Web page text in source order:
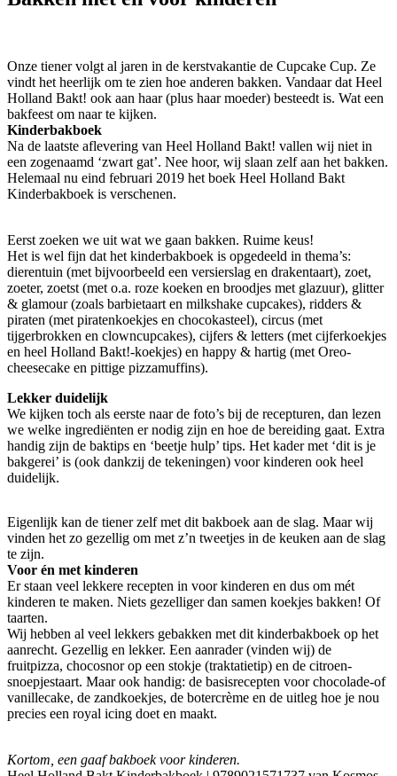
Onze tiener volgt al jaren in de kerstvakantie de Cupcake Cup. Ze
vindt het heerlijk om te zien hoe anderen bakken. Vandaar dat Heel
Holland Bakt! ook aan haar (plus haar moeder) besteedt is. Wat een
bakfeest om naar te kijken.
Kinderbakboek
Na de laatste aflevering van Heel Holland Bakt! vallen wij niet in
een zogenaamd ‘zwart gat’. Nee hoor, wij slaan zelf aan het bakken.
Helemaal nu eind februari 2019 het boek Heel Holland Bakt
Kinderbakboek is verschenen.
Eerst zoeken we uit wat we gaan bakken. Ruime keus!
Het is wel fijn dat het kinderbakboek is opgedeeld in thema’s:
dierentuin (met bijvoorbeeld een versierslag en drakentaart), zoet,
zoeter, zoetst (met o.a. roze koeken en broodjes met glazuur), glitter
& glamour (zoals barbietaart en milkshake cupcakes), ridders &
piraten (met piratenkoekjes en chocokasteel), circus (met
tijgerbrokken en clowncupcakes), cijfers & letters (met cijferkoekjes
en heel Holland Bakt!-koekjes) en happy & hartig (met Oreo-
cheesecake en pittige pizzamuffins).
Lekker duidelijk
We kijken toch als eerste naar de foto’s bij de recepturen, dan lezen
we welke ingrediënten er nodig zijn en hoe de bereiding gaat. Extra
handig zijn de baktips en ‘beetje hulp’ tips. Het kader met ‘dit is je
bakgerei’ is (ook dankzij de tekeningen) voor kinderen ook heel
duidelijk.
Eigenlijk kan de tiener zelf met dit bakboek aan de slag. Maar wij
vinden het zo gezellig om met z’n tweetjes in de keuken aan de slag
te zijn.
Voor én met kinderen
Er staan veel lekkere recepten in voor kinderen en dus om mét
kinderen te maken. Niets gezelliger dan samen koekjes bakken! Of
taarten.
Wij hebben al veel lekkers gebakken met dit kinderbakboek op het
aanrecht. Gezellig en lekker. Een aanrader (vinden wij) de
fruitpizza, chocosnor op een stokje (traktatietip) en de citroen-
snoepjestaart. Maar ook handig: de basisrecepten voor chocolade-of
vanillecake, de zandkoekjes, de botercrème en de uitleg hoe je nou
precies een royal icing doet en maakt.
Kortom, een gaaf bakboek voor kinderen.